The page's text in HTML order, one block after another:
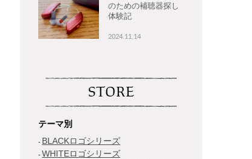
のための補聴器探し
体験記
2024.11.14
STORE
テーマ別
BLACKロゴシリーズ
WHITEロゴシリーズ